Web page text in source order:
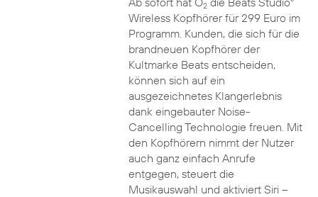
2
Wireless Kopfhörer für 299 Euro im
Programm. Kunden, die sich für die
brandneuen Kopfhörer der
Kultmarke Beats entscheiden,
können sich auf ein
ausgezeichnetes Klangerlebnis
dank eingebauter Noise-
Cancelling Technologie freuen. Mit
den Kopfhörern nimmt der Nutzer
auch ganz einfach Anrufe
entgegen, steuert die
Musikauswahl und aktiviert Siri –